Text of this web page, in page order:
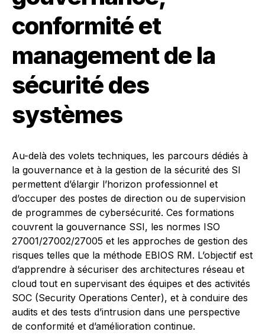
conformité et
management de la
sécurité des
systèmes
Au-delà des volets techniques, les parcours dédiés à
la gouvernance et à la gestion de la sécurité des SI
permettent d’élargir l’horizon professionnel et
d’occuper des postes de direction ou de supervision
de programmes de cybersécurité. Ces formations
couvrent la gouvernance SSI, les normes ISO
27001/27002/27005 et les approches de gestion des
risques telles que la méthode EBIOS RM. L’objectif est
d’apprendre à sécuriser des architectures réseau et
cloud tout en supervisant des équipes et des activités
SOC (Security Operations Center), et à conduire des
audits et des tests d’intrusion dans une perspective
de conformité et d’amélioration continue.